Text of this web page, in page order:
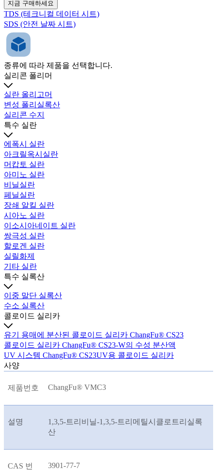
지금 구매하세요
TDS (테크니컬 데이터 시트)
SDS (안전 날짜 시트)
종류에 따라 제품을 선택합니다.
실리콘 폴리머
실란 올리고머
변성 폴리실록산
실리콘 수지
특수 실란
에폭시 실란
아크릴옥시실란
머캅토 실란
아미노 실란
비닐실란
페닐실란
장쇄 알킬 실란
시아노 실란
이소시아네이트 실란
쌍극성 실란
할로겐 실란
실릴화제
기타 실란
특수 실록산
이중 말단 실록산
수소 실록산
콜로이드 실리카
유기 용매에 분산된 콜로이드 실리카 ChangFu® CS23
콜로이드 실리카 ChangFu® CS23-W의 수성 분산액
UV 시스템 ChangFu® CS23UV용 콜로이드 실리카
사양
제품번호 ChangFu® VMC3
설명
1,3,5-트리비닐-1,3,5-트리메틸시클로트리실록
산
CAS 번 3901-77-7